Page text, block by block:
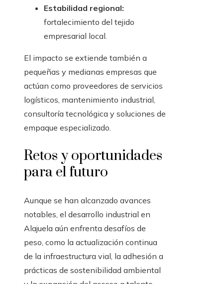
Estabilidad regional:
fortalecimiento del tejido
empresarial local.
El impacto se extiende también a
pequeñas y medianas empresas que
actúan como proveedores de servicios
logísticos, mantenimiento industrial,
consultoría tecnológica y soluciones de
empaque especializado.
Retos y oportunidades
para el futuro
Aunque se han alcanzado avances
notables, el desarrollo industrial en
Alajuela aún enfrenta desafíos de
peso, como la actualización continua
de la infraestructura vial, la adhesión a
prácticas de sostenibilidad ambiental